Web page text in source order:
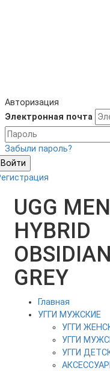
Авторизация
Электронная почта
Забыли пароль?
Войти
UGG
HYBRID
GREY
Главная
УГГИ МУЖСКИЕ
УГГИ
УГГИ
УГГИ